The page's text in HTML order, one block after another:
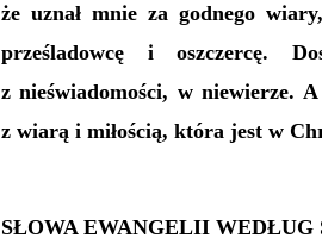
że uznał mnie za godnego
prześladowcę i oszczercę.
z nieświadomości, w niewierze.
z wiarą i miłością, która jest w
SŁOWA EWANGELII